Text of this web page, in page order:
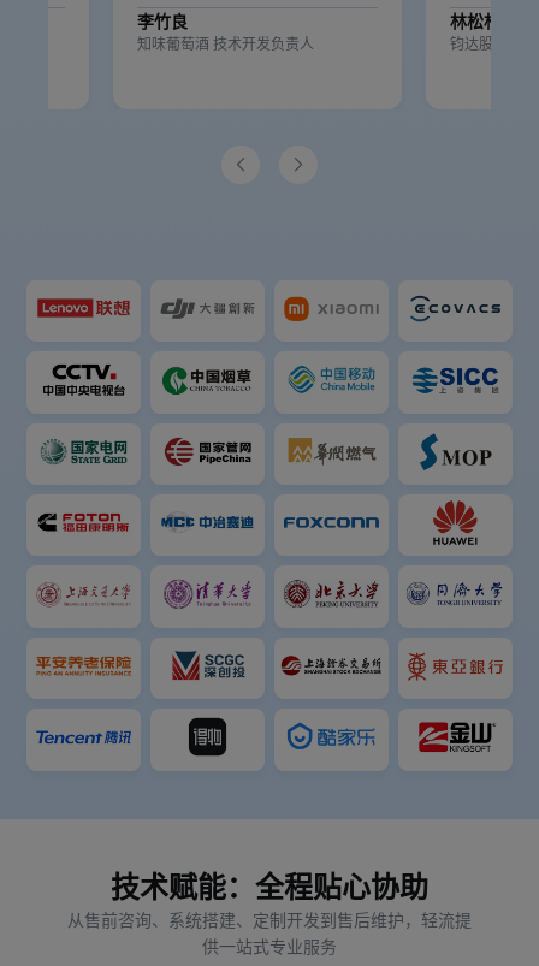
李竹良
知味葡萄酒 技术开发负责人
林松杉
钧达股份信
 
技术赋能：全程贴心协助
从售前咨询、系统搭建、定制开发到售后维护，轻流提
供一站式专业服务